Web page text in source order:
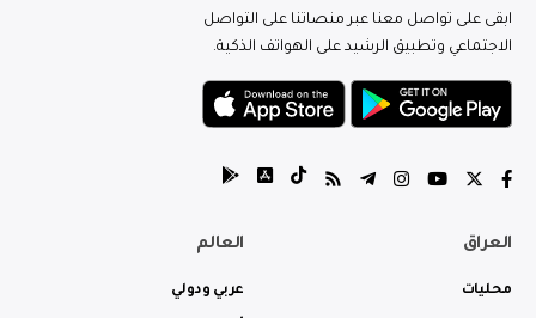
ابقى على تواصل معنا عبر منصاتنا على التواصل
الاجتماعي وتطبيق الرشيد على الهواتف الذكية.
العراق
محليات
العالم
عربي ودولي